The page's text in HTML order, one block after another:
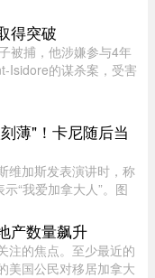
已安置的难民和等待
...
得突破
被捕，他涉嫌参与4年
Isidore的谋杀案，受害
将在 ...
薄"！卡尼随后当
维加斯发表演讲时，称
“我爱加拿大人”。图
，宣传华盛顿的经济
产数量飙升
注的焦点。至少最近的
美国公民对移居加拿大